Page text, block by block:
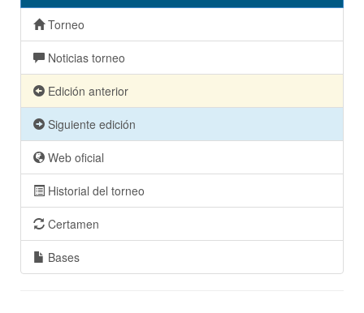
Torneo
Noticias torneo
Edición anterior
Siguiente edición
Web oficial
Historial del torneo
Certamen
Bases